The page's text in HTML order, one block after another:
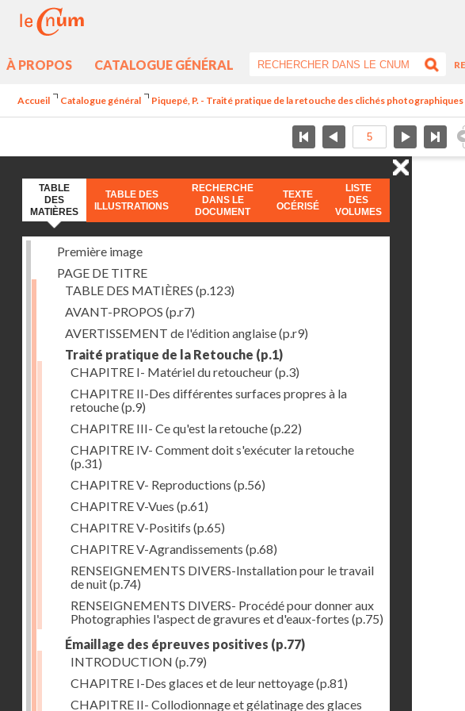
À PROPOS CATALOGUE GÉNÉRAL
Accueil Catalogue général Piquepé, P. - Traité pratique de la retouche des clichés photographiques
TABLE
DES
MATIÈRES
TABLE DES
ILLUSTRATIONS
RECHERCHE
DANS LE
DOCUMENT
TEXTE
OCÉRISÉ
LISTE
DES
VOLUMES
Première image
PAGE DE TITRE
TABLE DES MATIÈRES (p.123)
AVANT-PROPOS (p.r7)
AVERTISSEMENT de l'édition anglaise(p.r9)
Traité pratique de la Retouche (p.1)
CHAPITRE I- Matériel du retoucheur(p.3)
CHAPITRE II-Des différentes surfaces propres à la
retouche(p.9)
CHAPITRE III- Ce qu'est la retouche(p.22)
CHAPITRE IV- Comment doit s'exécuter la retouche
(p.31)
CHAPITRE V- Reproductions (p.56)
CHAPITRE V-Vues (p.61)
CHAPITRE V-Positifs (p.65)
CHAPITRE V-Agrandissements (p.68)
RENSEIGNEMENTS DIVERS-Installation pour le travail
de nuit(p.74)
RENSEIGNEMENTS DIVERS- Procédé pour donner aux
Photographies l'aspect de gravures et d'eaux-fortes (p.75)
Émaillage des épreuves positives (p.77)
INTRODUCTION (p.79)
CHAPITRE I-Des glaces et de leur nettoyage(p.81)
CHAPITRE II- Collodionnage et gélatinage des glaces